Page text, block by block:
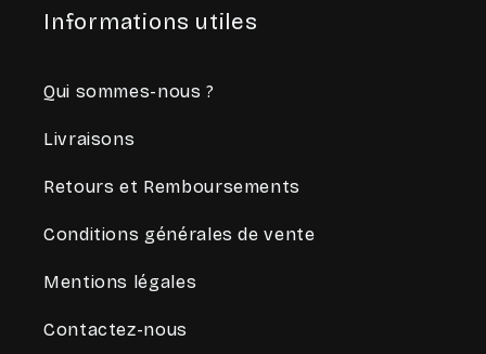
Informations utiles
Qui sommes-nous ?
Livraisons
Retours et Remboursements
Conditions générales de vente
Mentions légales
Contactez-nous